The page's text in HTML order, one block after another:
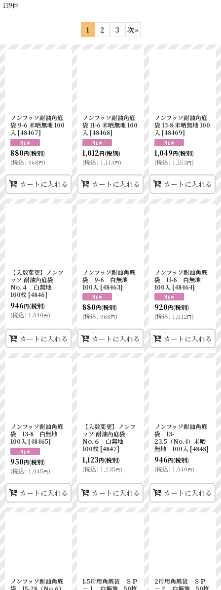
139件
1 2 3 次»
ノンフッソ耐油角底
袋 9-6 未晒無地 100
入 [48467]
880円(税別)
(税込: 968円)
カートに入れる
ノンフッソ耐油角底
袋 11-6 未晒無地 100
入 [48468]
1,012円(税別)
(税込: 1,113円)
カートに入れる
ノンフッソ耐油角底
袋 13-8 未晒無地 100
入 [48469]
1,049円(税別)
(税込: 1,153円)
カートに入れる
【入数変更】ノンフ
ッソ 耐油角底袋
No.４ 白無地
100枚 [4846]
946円(税別)
(税込: 1,040円)
カートに入れる
ノンフッソ耐油角底
袋 9-6 白無地
100入 [48463]
880円(税別)
(税込: 968円)
カートに入れる
ノンフッソ耐油角底
袋 11-6 白無地
100入 [48464]
920円(税別)
(税込: 1,012円)
カートに入れる
ノンフッソ耐油角底
袋 13-8 白無地
100入 [48465]
950円(税別)
(税込: 1,045円)
カートに入れる
【入数変更】ノンフ
ッソ 耐油角底袋
No.６ 白無地
100枚 [4847]
1,123円(税別)
(税込: 1,235円)
カートに入れる
ノンフッソ耐油角底
袋 13-
23.5（No.4）未晒
無地 100入 [4848]
946円(税別)
(税込: 1,040円)
カートに入れる
ノンフッソ耐油角底
袋 15-28（No.6）
1.5斤用角底袋 ＳＰ
－１ 白無地 50枚
2斤用角底袋 ＳＰ
－２ 白無地 50枚